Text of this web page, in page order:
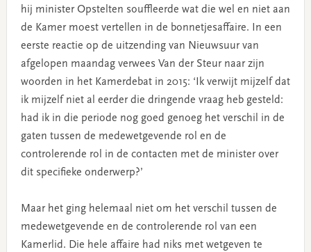
hij minister Opstelten souffleerde wat die wel en niet aan
de Kamer moest vertellen in de bonnetjesaffaire. In een
eerste reactie op de uitzending van Nieuwsuur van
afgelopen maandag verwees Van der Steur naar zijn
woorden in het Kamerdebat in 2015: ‘Ik verwijt mijzelf dat
ik mijzelf niet al eerder die dringende vraag heb gesteld:
had ik in die periode nog goed genoeg het verschil in de
gaten tussen de medewetgevende rol en de
controlerende rol in de contacten met de minister over
dit specifieke onderwerp?’
Maar het ging helemaal niet om het verschil tussen de
medewetgevende en de controlerende rol van een
Kamerlid. Die hele affaire had niks met wetgeven te